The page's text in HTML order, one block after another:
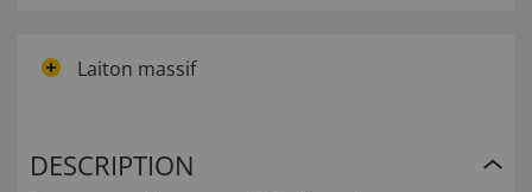
Laiton massif
DESCRIPTION